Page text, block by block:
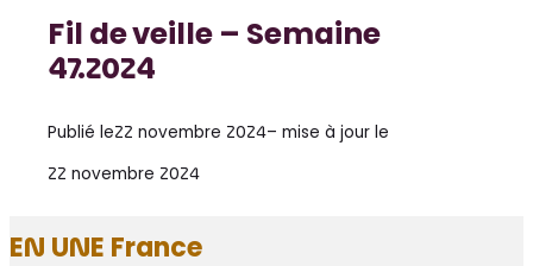
Fil de veille – Semaine
47.2024
Publié le22 novembre 2024– mise à jour le
22 novembre 2024
EN UNE France